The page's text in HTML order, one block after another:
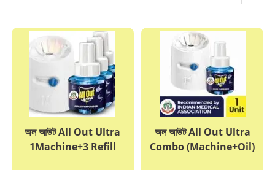
অল আউট All Out Ultra
1Machine+3 Refill
অল আউট All Out Ultra
Combo (Machine+Oil)